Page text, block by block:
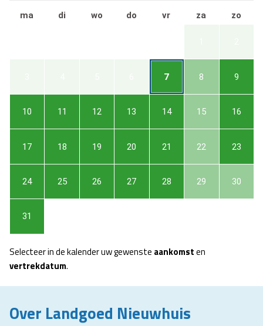
ma di wo do vr za zo
7 8 9
10 11 12 13 14 15 16
17 18 19 20 21 22 23
24 25 26 27 28 29 30
31
Selecteer in de kalender uw gewenste aankomsten
vertrekdatum.
Over Landgoed Nieuwhuis